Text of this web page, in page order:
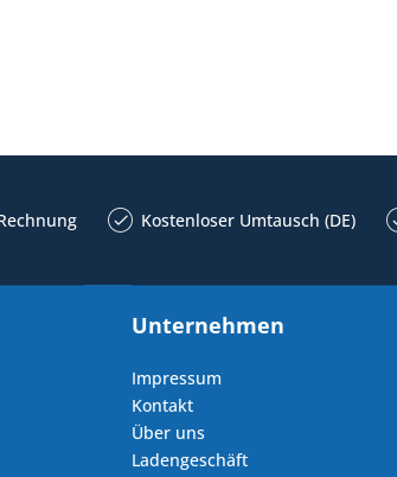
Kostenloser Umtausch (DE)
Unternehmen
Impressum
Kontakt
Über uns
Ladengeschäft